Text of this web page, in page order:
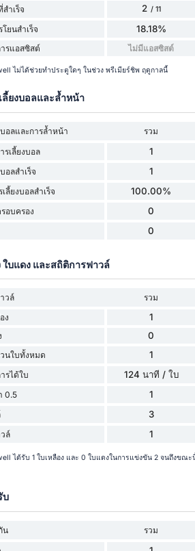
ำเร็จ 2 / 11
ยนสำเร็จ 18.18%
รแอสซิสต์ ไม่มีแอสซิสต์
ไม่ได้ช่วยทำประตูใดๆ ในช่วง พรีเมียร์ชิพ ฤดูกาลนี้
ลี้ยงบอลและล้ำหน้า
บอลและการล้ำหน้า รวม
รเลี้ยงบอล
1
อลสำเร็จ 1
ลี้ยงบอลสำเร็จ 100.00%
อบครอง 0
0
ใบแดง และสถิติการฟาวล์
วล์ รวม
ง
1
0
นใบทั้งหมด 1
รได้ใบ 124 นาที / ใบ
0.5 1
3
ล์ 1
ได้รับ 1 ใบเหลือง และ 0 ใบแดงในการแข่งขัน 2 จนถึงขณ
บ
น รวม